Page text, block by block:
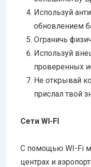
Используй
обновлением
Ограничь
Используй
проверенных
Не открывай
прислал твой
Сети WI-FI
С помощью WI-Fi
центрах и